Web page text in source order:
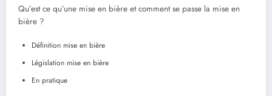
Qu’est ce qu’une mise en bière et comment se passe la mise en
bière ?
Définition mise en bière
Législation mise en bière
En pratique